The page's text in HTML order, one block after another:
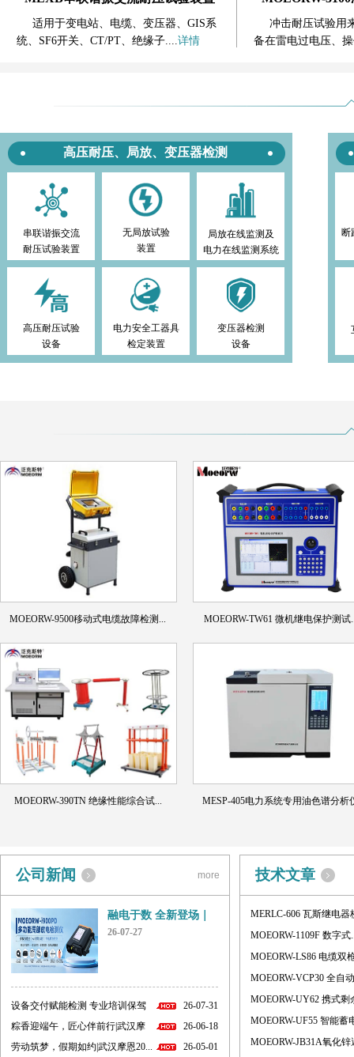
适用于变电站、电缆、变压器、GIS系
统、SF6开关、CT/PT、绝缘子....详情
冲击耐压试验用
备在雷电过电压、
高压耐压、局放、变压器检测
串联谐振交流
耐压试验装置
无局放试验
装置
局放在线监测及
电力在线监测系统
高压耐压试验
设备
电力安全工器具
检定装置
变压器检测
设备
断
MOEORW-9500移动式电缆故障检测... MOEORW-TW61 微机继电保护测试
MOEORW-390TN 绝缘性能综合试... MESP-405电力系统专用油色谱分析
公司新闻 more
融电于数 全新登场｜
MOEORW...
26-07-27
设备交付赋能检测 专业培训保驾
护...
26-07-31
粽香迎端午，匠心伴前行|武汉摩
恩...
26-06-18
劳动筑梦，假期如约|武汉摩恩20...
26-05-01
技术文章
MERLC-606 瓦斯继电器
MOEORW-1109F 数字式
MOEORW-LS86 电缆双
MOEORW-VCP30 全自
MOEORW-UY62 携式剩
MOEORW-UF55 智能蓄
MOEORW-JB31A氧化锌